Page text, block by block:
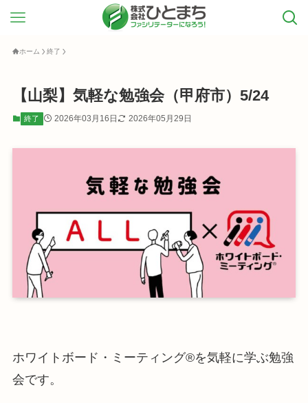
ホーム 終了
【山梨】気軽な勉強会（甲府市）5/24
終了 2026年03月16日 2026年05月29日
ホワイトボード・ミーティング®を気軽に学ぶ勉強
会です。